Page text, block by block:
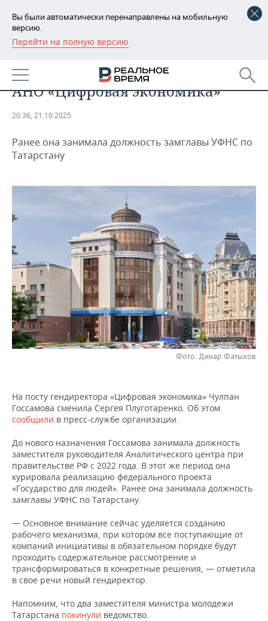
Вы были автоматически перенаправлены на мобильную
версию.
Перейти на полную версию
РЕГИОНЫ
БАШКОРТОСТАН
ТАТАРСТАН
НОВОСТИ
АНАЛИТИКА
ДЕКЛАРАЦИИ О ДОХОДАХ
КОМУ ПРИНАДЛЕЖАТ
ТОРГОВЫЕ ЦЕНТРЫ
ТАТАРСТАНА
НОВОСТИ ЭКОНОМИКИ
БЮДЖЕТ
ИНВЕСТИЦИИ
ПРОМЫШЛЕННОСТЬ
ПРОМЫШЛЕННОСТИ
АГРОПРОМ
МАШИНОСТРОЕНИЕ
НЕФТЕХИМИЯ
НЕФТЬ
ОПК
НОВОСТИ НЕДВИЖИМОСТИ
НОВОСТИ АВТО
БИЗНЕС
НОВОСТИ БИЗНЕСА
РОЗНИЧНАЯ ТОРГОВЛЯ
ТРАНСПОРТ
УСЛУГИ
ТЕХНОЛОГИИ
НОВОСТИ ТЕХНОЛОГИЙ
IT
МЕДИА
МЕРОПРИЯТИЯ
НОВОСТИ МЕРОПРИЯТИЙ
ВЫЕЗДНАЯ РЕДАКЦИЯ
ONLINE-КОНФЕРЕНЦИИ
СПОРТ
НОВОСТИ СПОРТА
ХОККЕЙ
ВОЛЕЙБОЛ
КИБЕРСПОРТ
ВОДНЫЕ ВИДЫ СПОРТА
ХОККЕЙ С МЯЧОМ
ОБЩЕСТВО
ВЛАСТЬ
ИСТОРИЯ
КУЛЬТУРА
ОБРАЗОВАНИЕ
ПРОИСШЕСТВИЯ
СЮЖЕТЫ
СПИСОК ПЕРСОН
СПИСОК КОМПАНИЙ
ПОЛНАЯ ВЕРСИЯ
Чулпан Госсамова возглавила
АНО «Цифровая экономика»
20:36, 21.10.2025
Ранее она занимала должность замглавы УФНС по
Татарстану
Фото: Динар Фатыхов
На посту гендиректора «Цифровая экономика» Чулпан
Госсамова сменила Сергея Плуготаренко. Об этом
сообщили в пресс-службе организации.
До нового назначения Госсамова занимала должность
заместителя руководителя Аналитического центра при
правительстве РФ с 2022 года. В этот же период она
курировала реализацию федерального проекта
«Государство для людей». Ранее она занимала должность
замглавы УФНС по Татарстану.
— Основное внимание сейчас уделяется созданию
рабочего механизма, при котором все поступающие от
компаний инициативы в обязательном порядке будут
проходить содержательное рассмотрение и
трансформироваться в конкретные решения, — отметила
в свое речи новый гендиректор.
Напомним, что два заместителя министра молодежи
Татарстана покинули ведомство.